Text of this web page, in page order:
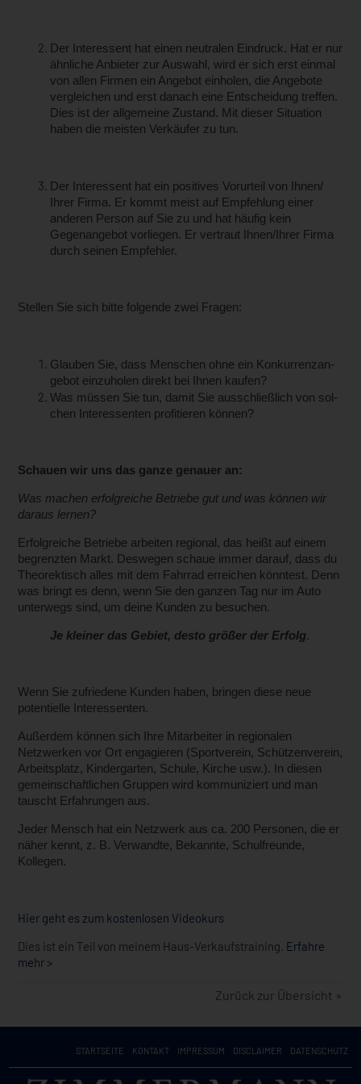
Der Interessent hat einen neutralen Eindruck. Hat er nur
ähnliche Anbieter zur Auswahl, wird er sich erst einmal
von allen Firmen ein Angebot einholen, die An­gebote
vergleichen und erst danach eine Entscheidung treffen.
Dies ist der allgemeine Zustand. Mit dieser Situa­tion
haben die meisten Verkäufer zu tun.
Der Interessent hat ein positives Vorurteil von Ihnen/
Ihrer Firma. Er kommt meist auf Empfehlung einer
ande­ren Person auf Sie zu und hat häufig kein
Gegenangebot vorliegen. Er vertraut Ihnen/Ihrer Firma
durch seinen Empfehler.
Stellen Sie sich bitte folgende zwei Fragen:
Glauben Sie, dass Menschen ohne ein Konkurrenzan­
gebot einzuholen direkt bei Ihnen kaufen?
Was müssen Sie tun, damit Sie ausschließlich von sol­
chen Interessenten profitieren können?
Schauen wir uns das ganze genauer an:
Was machen erfolgreiche Betriebe gut und was können wir
daraus lernen?
Erfolgreiche Betriebe arbeiten regional, das heißt auf einem
begrenzten Markt. Deswegen schaue immer darauf, dass du
Theorektisch alles mit dem Fahrrad erreichen könntest. Denn
was bringt es denn, wenn Sie den ganzen Tag nur im Auto
unterwegs sind, um deine Kunden zu besuchen.
Je kleiner das Gebiet, desto größer der Erfolg.
Wenn Sie zufriedene Kunden haben, bringen diese neue
potentiel­le Interessenten.
Außerdem können sich Ihre Mitarbeiter in regionalen
Netzwerken vor Ort engagieren (Sportver­ein, Schützenverein,
Arbeitsplatz, Kindergarten, Schule, Kirche usw.). In diesen
gemeinschaftlichen Gruppen wird kommuniziert und man
tauscht Erfahrungen aus.
Jeder Mensch hat ein Netzwerk aus ca. 200 Personen, die er
näher kennt, z. B. Verwandte, Bekannte, Schulfreunde,
Kollegen.
Hier geht es zum kostenlosen Videokurs
Dies ist ein Teil von meinem Haus-Verkaufstraining. Erfahre
mehr >
Zurück zur Übersicht »
DATENSCHUTZ
DISCLAIMER
IMPRESSUM
KONTAKT
STARTSEITE